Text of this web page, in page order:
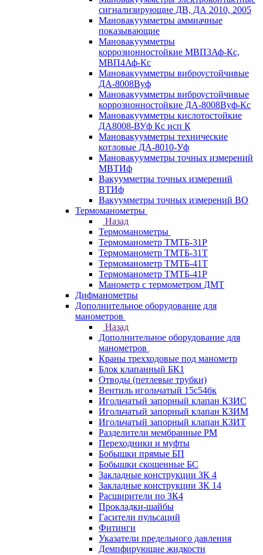
сигнализирующие ДВ, ДА 2010, 2005
Мановакуумметры аммиачные
показывающие
Мановакуумметры
коррозионностойкие МВП3Аф-Кс,
МВП4Аф-Кс
Мановакуумметры виброустойчивые
ДА-8008Вуф
Мановакуумметры виброустойчивые
коррозионностойкие ДА-8008Вуф-Кс
Мановакуумметры кислотостойкие
ДА8008-ВУф Кс исп К
Мановакуумметры технические
котловые ДА-8010-Уф
Мановакуумметры точных измерений
МВТИф
Вакуумметры точных измерений
ВТИф
Вакуумметры точных измерений ВО
Термоманометры
Назад
Термоманометры
Термоманометр ТМТБ-31Р
Термоманометр ТМТБ-31Т
Термоманометр ТМТБ-41Т
Термоманометр ТМТБ-41Р
Манометр с термометром ДМТ
Дифманометры
Дополнительное оборудование для
манометров
Назад
Дополнительное оборудование для
манометров
Краны трехходовые под манометр
Блок клапанный БК1
Отводы (петлевые трубки)
Вентиль игольчатый 15с54бк
Игольчатый запорный клапан КЗИС
Игольчатый запорный клапан КЗИМ
Игольчатый запорный клапан КЗИТ
Разделители мембранные РМ
Переходники и муфты
Бобышки прямые БП
Бобышки скошенные БС
Закладные конструкции ЗК 4
Закладные конструкции ЗК 14
Расширители по ЗК4
Прокладки-шайбы
Гасители пульсаций
Фитинги
Указатели предельного давления
Демпфирующие жидкости